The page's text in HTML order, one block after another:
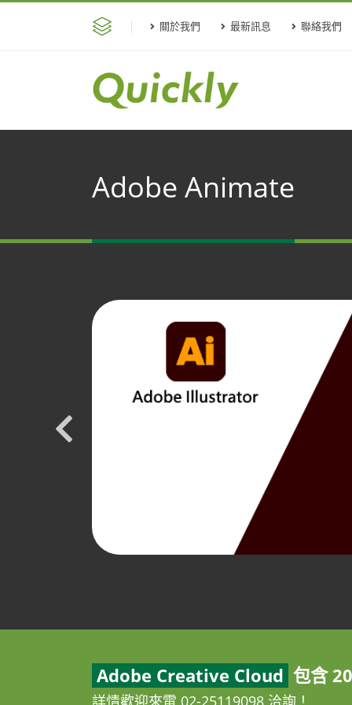
關於我們 最新訊息 聯絡我們
Adobe Animate
Adobe Creative Cloud 包含
詳情歡迎來電 02-25119098 洽詢！